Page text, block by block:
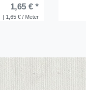
| 1,65 € / Meter
1,65 € *